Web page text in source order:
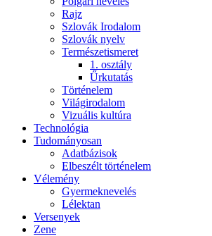
Rajz
Szlovák Irodalom
Szlovák nyelv
Természetismeret
1. osztály
Űrkutatás
Történelem
Világirodalom
Vizuális kultúra
Technológia
Tudományosan
Adatbázisok
Elbeszélt történelem
Vélemény
Gyermeknevelés
Lélektan
Versenyek
Zene